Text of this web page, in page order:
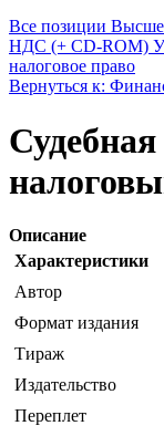
Все позиции
НДС (+ CD-ROM)
налоговое право
Вернуться к:
Описание
Характеристики
Автор
Формат издания
Тираж
Издательство
Переплет